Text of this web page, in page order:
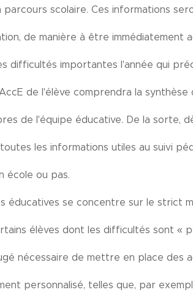
scolaire. Ces informations
de manière à être immédiatement
difficultés importantes l'année qui
de l'élève comprendra la
de l'équipe éducative. De la sorte,
les informations utiles au suivi
école ou pas.
éducatives se concentre sur le strict
élèves dont les difficultés sont «
nécessaire de mettre en place des
personnalisé, telles que, par